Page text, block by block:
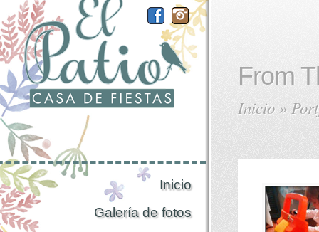
Inicio
Galería de fotos
From
Inicio »